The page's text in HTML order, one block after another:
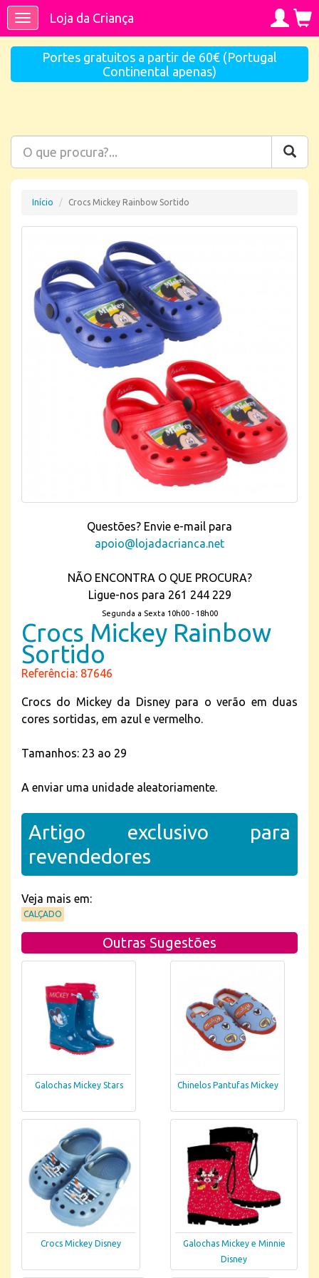
ToggleLoja da Criança
Portes gratuitos a partir de 60€ (Portugal
Continental apenas)
Início Crocs Mickey Rainbow Sortido
Questões? Envie e-mail para
apoio@lojadacrianca.net
NÃO ENCONTRA O QUE PROCURA?
Ligue-nos para 261 244 229
Segunda a Sexta 10h00 - 18h00
Crocs Mickey Rainbow
Sortido
Referência: 87646
Crocs do Mickey da Disney para o verão em duas
cores sortidas, em azul e vermelho.
Tamanhos: 23 ao 29
A enviar uma unidade aleatoriamente.
Artigo exclusivo para
revendedores
Veja mais em:
CALÇADO
Outras Sugestões
Galochas Mickey Stars Chinelos Pantufas Mickey
Crocs Mickey Disney
Galochas Mickey e Minnie
Disney